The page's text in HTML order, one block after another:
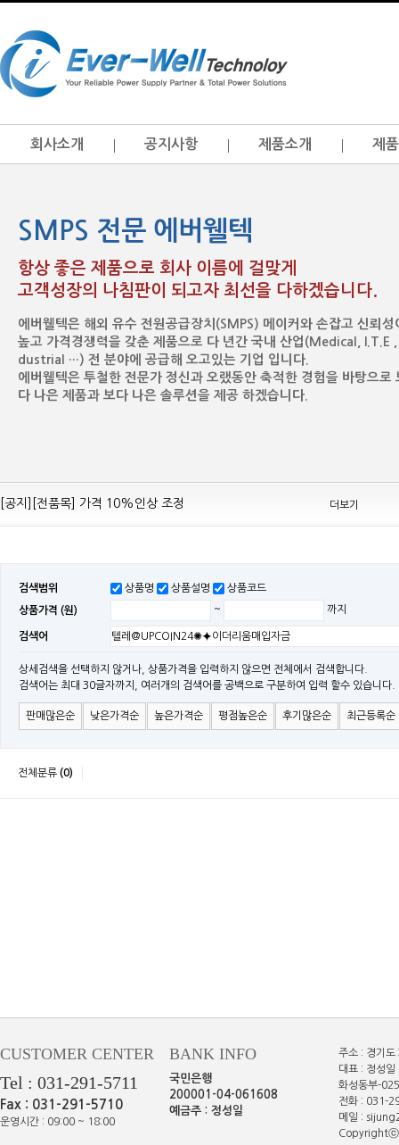
회사소개 공지사항 제품소개 제
SMPS 전문 에버웰텍
항상 좋은 제품으로 회사 이름에 걸맞게
고객성장의 나침판이 되고자 최선을 다하겠습니다.
에버웰텍은 해외 유수 전원공급장치(SMPS) 메이커와 손잡고 신뢰성
높고 가격경쟁력을 갖춘 제품으로 다 년간 국내 산업(Medical, I.T.E
dustrial …) 전 분야에 공급해 오고있는 기업 입니다.
에버웰텍은 투철한 전문가 정신과 오랬동안 축적한 경험을 바탕으로
다 나은 제품과 보다 나은 솔루션을 제공 하겠습니다.
[공지][Mean Well 제품 전품목] 10% 가격 인하 조정
[공지][전품목] 가격 10%인상 조정
[공지][민웰] 전품목 가격 조정의건
[민웰] RS 모델 출시
[공지]SMPS 저가형 [기획상품] 출시
[공지]12W~300W Medical Adapter"2017 NEW MODEL"[ADT] 출시
[공지][민웰] [민웰] 인버터 "정현파 / 유사 정현파" 시리즈 제품을 출시
[공지][민웰] LED 방수형 (CLG / CEN / HLG)시리즈 제품 출시
더보기
검색범위 상품명 상품설명 상품코드
상품가격 (원) ~ 까지
검색어
상세검색을 선택하지 않거나, 상품가격을 입력하지 않으면 전체에서 검색합니다.
검색어는 최대 30글자까지, 여러개의 검색어를 공백으로 구분하여 입력 할수 있습니다.
판매많은순 낮은가격순 높은가격순 평점높은순 후기많은순 최근등록순
전체분류 (0)
CUSTOMER CENTER
Tel : 031-291-5711
Fax : 031-291-5710
운영시간 : 09:00 ~ 18:00
BANK INFO
국민은행
200001-04-061608
예금주 : 정성일
주소 : 경기
대표 : 정성
화성동부-
전화 : 031-
메일 :